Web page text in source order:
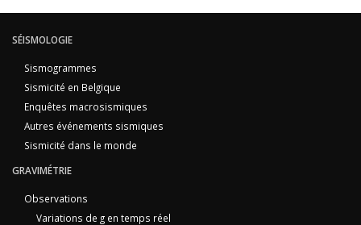
SÉISMOLOGIE
Sismogrammes
Sismicité en Belgique
Enquêtes macrosismiques
Autres événements sismiques
Sismicité dans le monde
GRAVIMÉTRIE
Observations
Variations de g en temps réel